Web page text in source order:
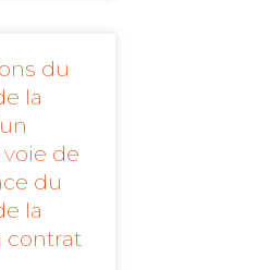
du
la
de
du
la
contrat